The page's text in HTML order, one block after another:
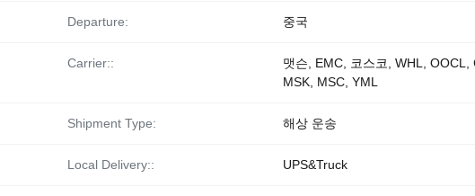
Departure: 중국
Carrier::
맷슨, EMC, 코스코, WHL, OOCL,
MSK, MSC, YML
Shipment Type: 해상 운송
Local Delivery:: UPS&Truck